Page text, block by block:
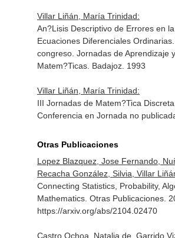
Villar Liñán, María Trinidad:
An?Lisis Descriptivo de Errores en
Ecuaciones Diferenciales
congreso. Jornadas de Aprendizaje
Matem?Ticas. Badajoz. 1993
Villar Liñán, María Trinidad:
III Jornadas de Matem?Tica Discreta
Conferencia en Jornada no
Otras Publicaciones
Lopez Blazquez, Jose Fernando,
Recacha González, Silvia, Villar
Connecting Statistics, Probability,
Mathematics. Otras Publicaciones.
https://arxiv.org/abs/2104.02470
Castro Ochoa, Natalia de, Garrido